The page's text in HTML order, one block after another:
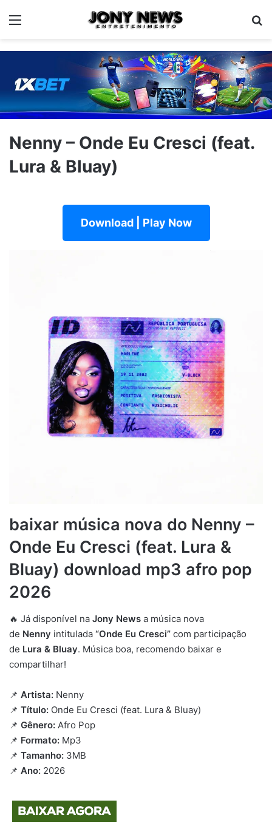
Menu
Nenny – Onde Eu Cresci (feat.
Lura & Bluay)
Download | Play Now
baixar música nova do Nenny –
Onde Eu Cresci (feat. Lura &
Bluay) download mp3 afro pop
2026
🔥 Já disponível na Jony News a música nova
de Nenny intitulada “Onde Eu Cresci” com participação
de Lura & Bluay. Música boa, recomendo baixar e
compartilhar!
📌 Artista: Nenny
📌 Título: Onde Eu Cresci (feat. Lura & Bluay)
📌 Gênero: Afro Pop
📌 Formato: Mp3
📌 Tamanho: 3MB
📌 Ano: 2026